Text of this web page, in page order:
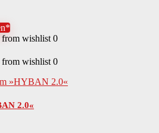
from wishlist 0
from wishlist 0
2.0«